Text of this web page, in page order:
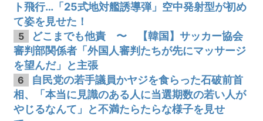
ト飛行…「25式地対艦誘導弾」空中発射型が初め
て姿を見せた！
5
どこまでも他責 〜 【韓国】サッカー協会
審判部関係者「外国人審判たちが先にマッサージ
を望んだ」と主張
6
自民党の若手議員かヤジを食らった石破前首
相、「本当に見識のある人に当選期数の若い人が
やじるなんて」と不満たらたらな様子を見せ